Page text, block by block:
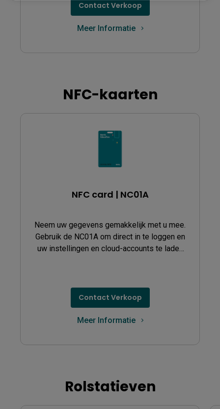
Contact Verkoop
Meer Informatie
NFC-kaarten
NFC card | NC01A
Neem uw gegevens gemakkelijk met u mee.
Gebruik de NC01A om direct in te loggen en
uw instellingen en cloud-accounts te laden
Contact Verkoop
Meer Informatie
Rolstatieven